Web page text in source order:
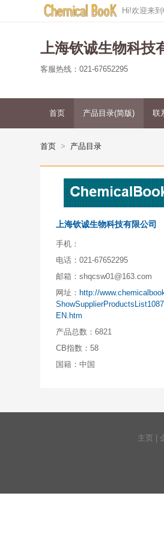
Hi!欢迎来
上海钦诚生物科技
客服热线：021-67652295
首页 产品目录(简版) 联
首页 产品目录
上海钦诚生物科技有限公司
手机：
电话： 021-67652295
邮箱： shqcsw01@163.com
网址： http://
EN.htm
产品总数： 6821
CB指数： 58
国籍： 中国
主页